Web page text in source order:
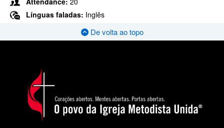
Línguas faladas: Inglês
De volta ao topo